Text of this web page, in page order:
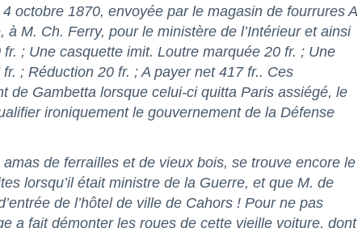
octobre 1870, envoyée par le magasin de fourrures A
M. Ch. Ferry, pour le ministère de l’Intérieur et ainsi
; Une casquette imit. Loutre marquée 20 fr. ; Une
; Réduction 20 fr. ; A payer net 417 fr.. Ces
de Gambetta lorsque celui-ci quitta Paris assiégé, le
ironiquement le gouvernement de la Défense
de ferrailles et de vieux bois, se trouve encore le
lorsqu’il était ministre de la Guerre, et que M. de
de l’hôtel de ville de Cahors ! Pour ne pas
a fait démonter les roues de cette vieille voiture, dont